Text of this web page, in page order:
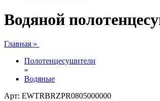
Водяной
Главная »
Полотенцесушители
»
Водяные
Арт: EWTRBRZPR0805000000